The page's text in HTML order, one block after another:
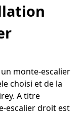
monte-escalier
choisi et de la
A titre
escalier droit est